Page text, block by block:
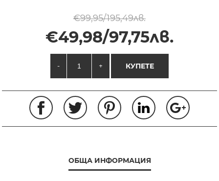
€99,95/195,49лв.
€49,98/97,75лв.
- + КУПЕТЕ
ОБЩА ИНФОРМАЦИЯ